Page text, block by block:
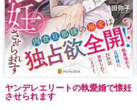
ヤンデレエリートの執愛婚で懐妊
させられます